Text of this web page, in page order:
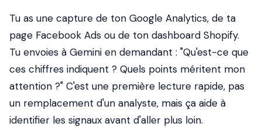
Tu as une capture de ton Google Analytics, de ta
page Facebook Ads ou de ton dashboard Shopify.
Tu envoies à Gemini en demandant : "Qu'est-ce que
ces chiffres indiquent ? Quels points méritent mon
attention ?" C'est une première lecture rapide, pas
un remplacement d'un analyste, mais ça aide à
identifier les signaux avant d'aller plus loin.